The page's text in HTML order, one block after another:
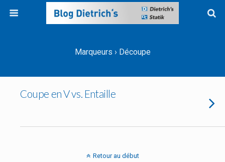
Marqueurs › Découpe
Coupe en V vs. Entaille
Retour au début